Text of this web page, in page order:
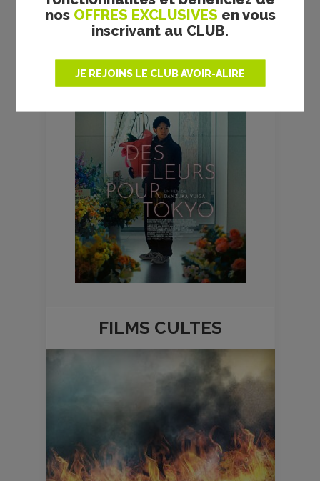
nos OFFRES EXCLUSIVES en vous
inscrivant au CLUB.
JE REJOINS LE CLUB AVOIR-ALIRE
SEMAINE
FILMS CULTES